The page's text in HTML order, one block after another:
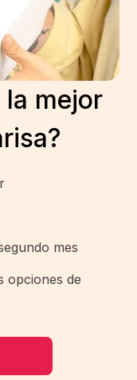
mejor
mes
opciones de